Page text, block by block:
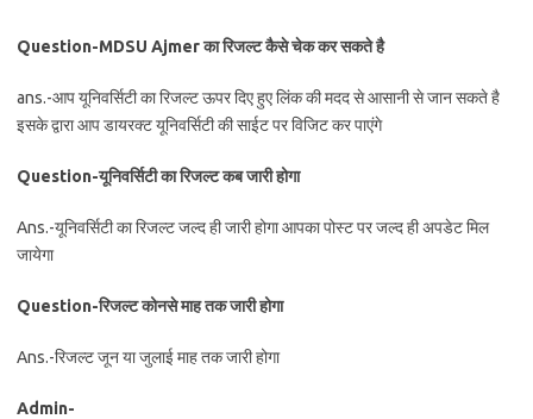
Question-MDSU Ajmer का रिजल्ट कैसे चेक कर सकते है
ans.-आप यूनिवर्सिटी का रिजल्ट ऊपर दिए हुए लिंक की मदद से आसानी से जान सकते है
इसके द्वारा आप डायरक्ट यूनिवर्सिटी की साईट पर विजिट कर पाएंगे
Question-यूनिवर्सिटी का रिजल्ट कब जारी होगा
Ans.-यूनिवर्सिटी का रिजल्ट जल्द ही जारी होगा आपका पोस्ट पर जल्द ही अपडेट मिल
जायेगा
Question-रिजल्ट कोनसे माह तक जारी होगा
Ans.-रिजल्ट जून या जुलाई माह तक जारी होगा
Admin-